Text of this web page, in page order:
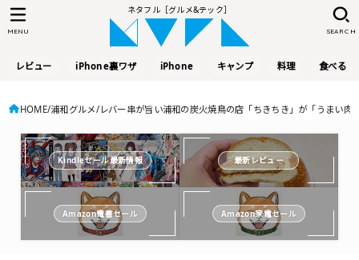
ネタフル［グルメ&テック］
レビュー iPhone裏ワザ iPhone キャンプ 料理 食べる
SEARCH
MENU
HOME 浦和グルメ レバー串が旨い浦和の炭火焼鳥の店「ちきちき」が「うまい
Kindleセール最新情報 最新レビュー
Amazon電書セール Amazon家電セール